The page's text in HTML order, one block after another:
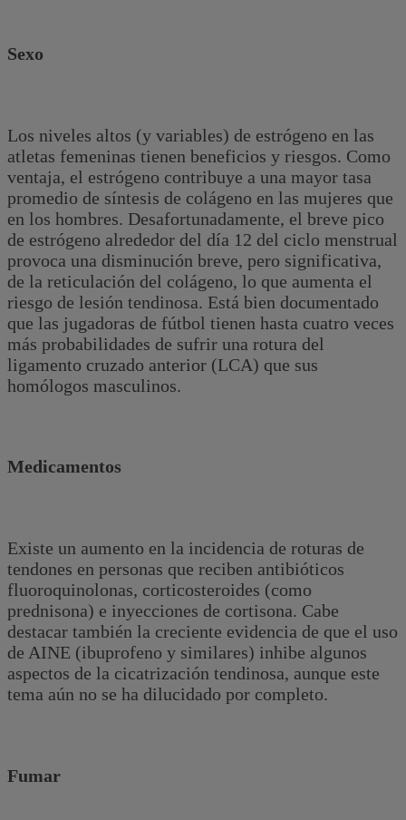
Sexo
Los niveles altos (y variables) de estrógeno en las
atletas femeninas tienen beneficios y riesgos. Como
ventaja, el estrógeno contribuye a una mayor tasa
promedio de síntesis de colágeno en las mujeres que
en los hombres. Desafortunadamente, el breve pico
de estrógeno alrededor del día 12 del ciclo menstrual
provoca una disminución breve, pero significativa,
de la reticulación del colágeno, lo que aumenta el
riesgo de lesión tendinosa. Está bien documentado
que las jugadoras de fútbol tienen hasta cuatro veces
más probabilidades de sufrir una rotura del
ligamento cruzado anterior (LCA) que sus
homólogos masculinos.
Medicamentos
Existe un aumento en la incidencia de roturas de
tendones en personas que reciben antibióticos
fluoroquinolonas, corticosteroides (como
prednisona) e inyecciones de cortisona. Cabe
destacar también la creciente evidencia de que el uso
de AINE (ibuprofeno y similares) inhibe algunos
aspectos de la cicatrización tendinosa, aunque este
tema aún no se ha dilucidado por completo.
Fumar